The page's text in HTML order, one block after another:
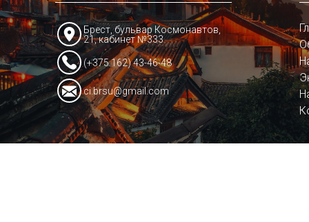
Брест, бульвар Космонавтов,
21, кабинет №333
(+375 162) 43-46-48
ci.brsu@gmail.com